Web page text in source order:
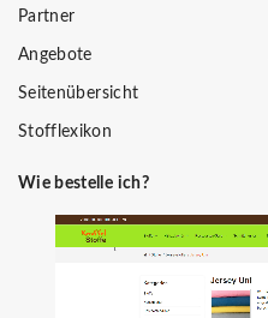
Partner
Angebote
Seitenübersicht
Stofflexikon
Wie bestelle ich?